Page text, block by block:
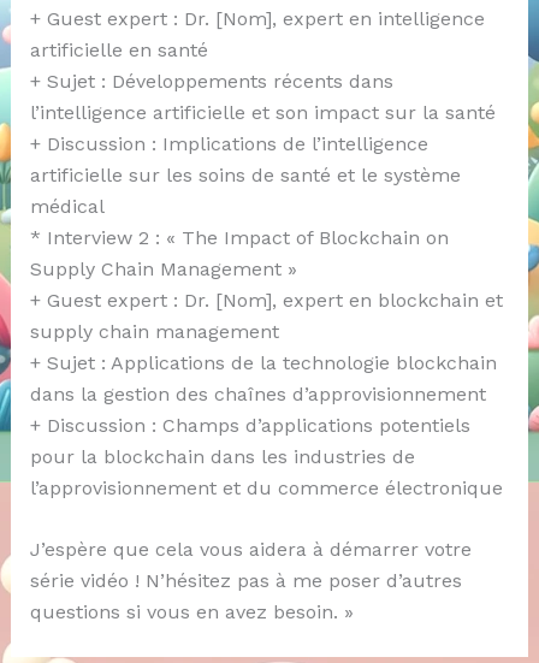
+ Guest expert : Dr. [Nom], expert en intelligence
artificielle en santé
+ Sujet : Développements récents dans
l’intelligence artificielle et son impact sur la santé
+ Discussion : Implications de l’intelligence
artificielle sur les soins de santé et le système
médical
* Interview 2 : « The Impact of Blockchain on
Supply Chain Management »
+ Guest expert : Dr. [Nom], expert en blockchain et
supply chain management
+ Sujet : Applications de la technologie blockchain
dans la gestion des chaînes d’approvisionnement
+ Discussion : Champs d’applications potentiels
pour la blockchain dans les industries de
l’approvisionnement et du commerce électronique
J’espère que cela vous aidera à démarrer votre
série vidéo ! N’hésitez pas à me poser d’autres
questions si vous en avez besoin. »